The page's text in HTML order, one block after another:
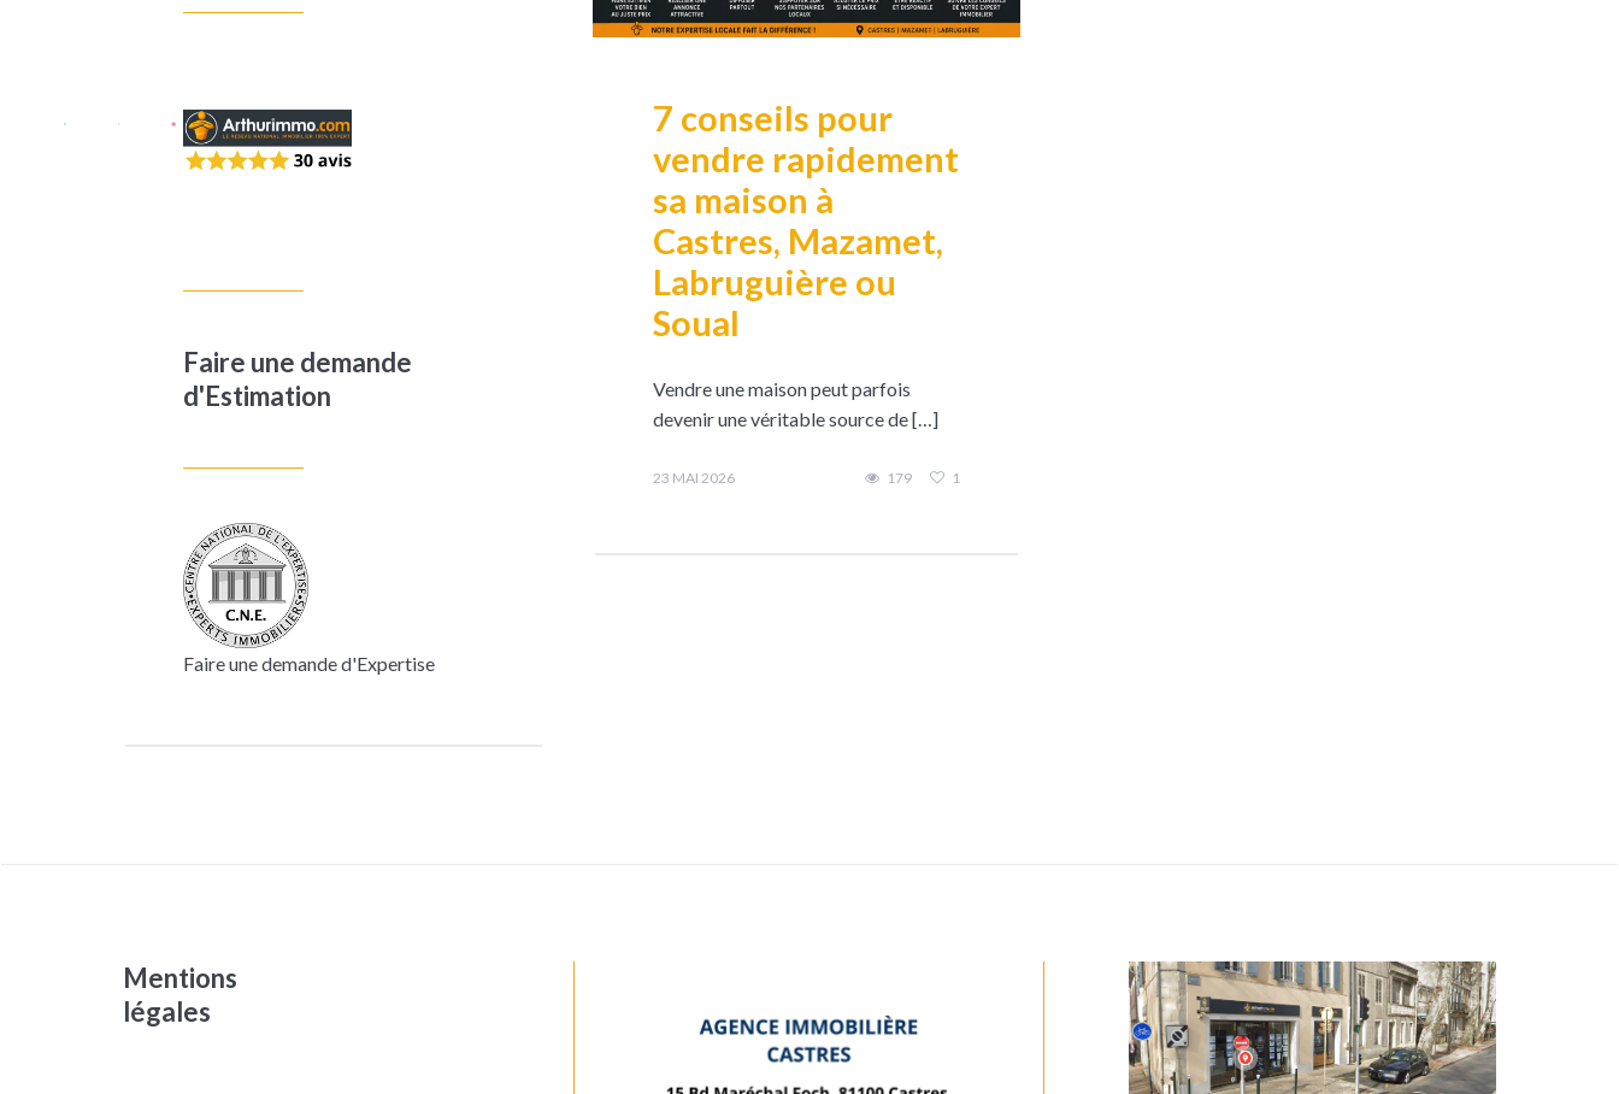
7 conseils pour
vendre rapidement
sa maison à
Castres, Mazamet,
Labruguière ou
Soual
Vendre une maison peut parfois
devenir une véritable source de […]
23 MAI 2026 179 1
Faire une demande
d'Estimation
Faire une demande d'Expertise
Mentions
légales